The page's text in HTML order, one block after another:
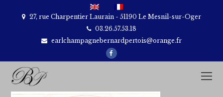
27, rue Charpentier Laurain - 51190 Le Mesnil-sur-Oger
03.26.57.53.18
earlchampagnebernardpertois@orange.fr
Facebook